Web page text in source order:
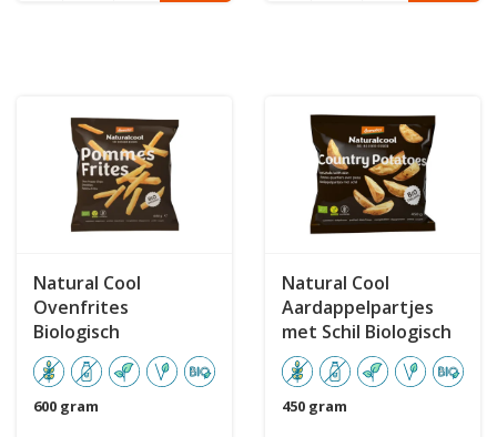
Natural Cool
Ovenfrites
Biologisch
600 gram
Natural Cool
Aardappelpartjes
met Schil Biologisch
450 gram